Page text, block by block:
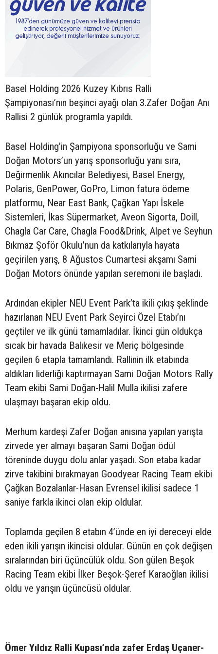
Basel Holding 2026 Kuzey Kıbrıs Ralli
Şampiyonası’nın beşinci ayağı olan 3.Zafer Doğan Anı
Rallisi 2 günlük programla yapıldı.
Basel Holding’in Şampiyona sponsorluğu ve Sami
Doğan Motors’un yarış sponsorluğu yanı sıra,
Değirmenlik Akıncılar Belediyesi, Basel Energy,
Polaris, GenPower, GoPro, Limon fatura ödeme
platformu, Near East Bank, Çağkan Yapı İskele
Sistemleri, İkas Süpermarket, Aveon Sigorta, Doill,
Chagla Car Care, Chagla Food&Drink, Alpet ve Seyhun
Bıkmaz Şoför Okulu’nun da katkılarıyla hayata
geçirilen yarış, 8 Ağustos Cumartesi akşamı Sami
Doğan Motors önünde yapılan seremoni ile başladı.
Ardından ekipler NEU Event Park’ta ikili çıkış şeklinde
hazırlanan NEU Event Park Seyirci Özel Etabı’nı
geçtiler ve ilk günü tamamladılar. İkinci gün oldukça
sıcak bir havada Balıkesir ve Meriç bölgesinde
geçilen 6 etapla tamamlandı. Rallinin ilk etabında
aldıkları liderliği kaptırmayan Sami Doğan Motors Rally
Team ekibi Sami Doğan-Halil Mulla ikilisi zafere
ulaşmayı başaran ekip oldu.
Merhum kardeşi Zafer Doğan anısına yapılan yarışta
zirvede yer almayı başaran Sami Doğan ödül
töreninde duygu dolu anlar yaşadı. Son etaba kadar
zirve takibini bırakmayan Goodyear Racing Team ekibi
Çağkan Bozalanlar-Hasan Evrensel ikilisi sadece 1
saniye farkla ikinci olan ekip oldular.
Toplamda geçilen 8 etabın 4’ünde en iyi dereceyi elde
eden ikili yarışın ikincisi oldular. Günün en çok değişen
sıralarından biri üçüncülük oldu. Son gülen Beşok
Racing Team ekibi İlker Beşok-Şeref Karaoğlan ikilisi
oldu ve yarışın üçüncüsü oldular.
Ömer Yıldız Ralli Kupası’nda zafer Erdaş Uçaner-